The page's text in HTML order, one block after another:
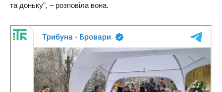
та доньку”, – розповіла вона.